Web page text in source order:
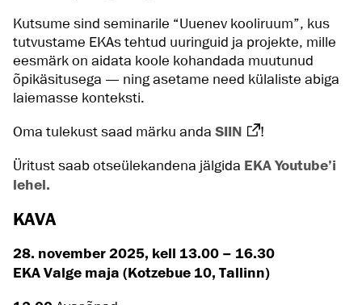
Kutsume sind seminarile “Uuenev kooliruum”, kus
tutvustame EKAs tehtud uuringuid ja projekte, mille
eesmärk on aidata koole kohandada muutunud
õpikäsitusega — ning asetame need külaliste abiga
laiemasse konteksti.
Oma tulekust saad märku anda SIIN
!
Üritust saab otseülekandena jälgida EKA Youtube’i
lehel.
KAVA
28. november 2025, kell 13.00 – 16.30
EKA Valge maja (Kotzebue 10, Tallinn)